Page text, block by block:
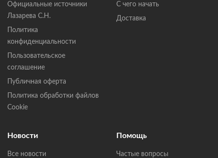
Официальные источники
Лазарева С.Н.
Политика
конфиденциальности
Пользовательское
соглашение
Публичная оферта
Политика обработки файлов
Cookie
С чего начать
Доставка
Новости
Все новости
Помощь
Частые вопросы